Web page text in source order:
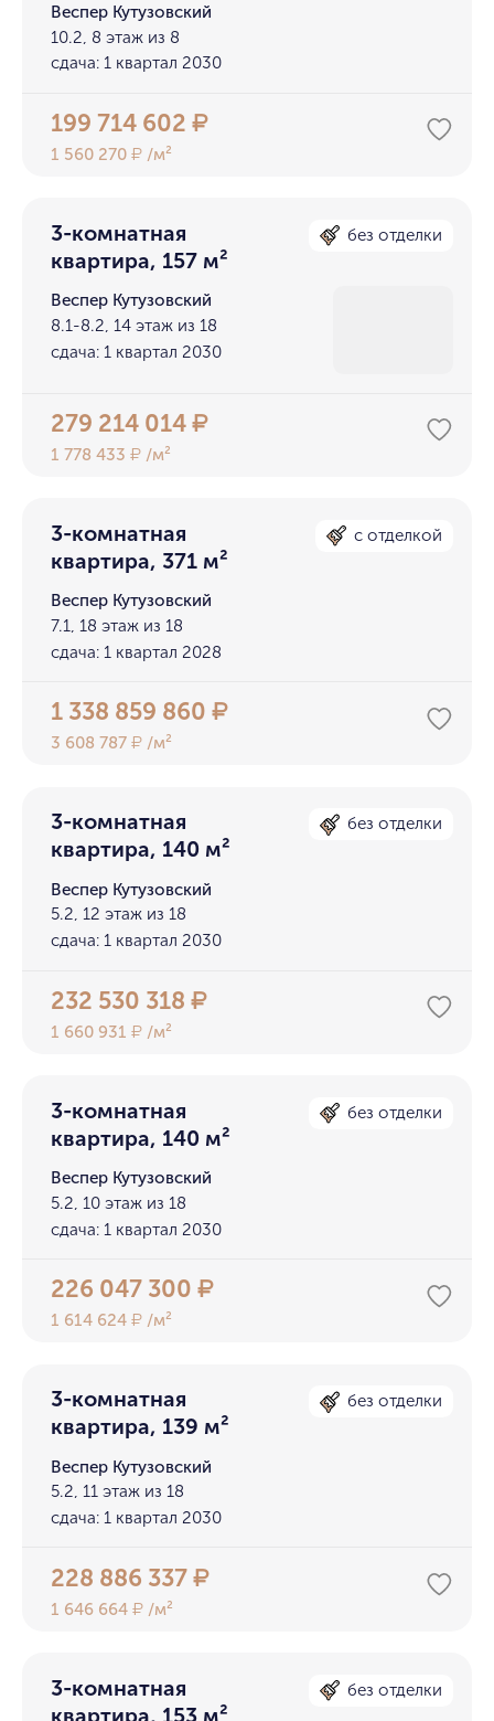
Веспер Кутузовский
10.2, 8 этаж из 8
сдача: 1 квартал 2030
199 714 602₽
1 560 270₽ /м²
3-комнатная
квартира, 157 м²
без отделки
Веспер Кутузовский
8.1-8.2, 14 этаж из 18
сдача: 1 квартал 2030
279 214 014₽
1 778 433₽ /м²
3-комнатная
квартира, 371 м²
с отделкой
Веспер Кутузовский
7.1, 18 этаж из 18
сдача: 1 квартал 2028
1 338 859 860₽
3 608 787₽ /м²
3-комнатная
квартира, 140 м²
без отделки
Веспер Кутузовский
5.2, 12 этаж из 18
сдача: 1 квартал 2030
232 530 318₽
1 660 931₽ /м²
3-комнатная
квартира, 140 м²
без отделки
Веспер Кутузовский
5.2, 10 этаж из 18
сдача: 1 квартал 2030
226 047 300₽
1 614 624₽ /м²
3-комнатная
квартира, 139 м²
без отделки
Веспер Кутузовский
5.2, 11 этаж из 18
сдача: 1 квартал 2030
228 886 337₽
1 646 664₽ /м²
3-комнатная
квартира, 153 м²
без отделки